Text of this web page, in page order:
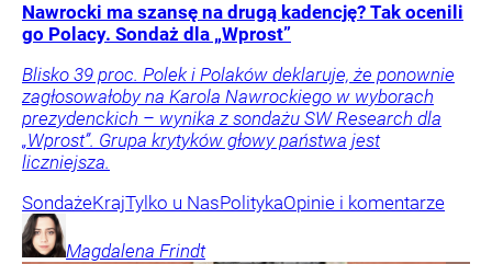
Nawrocki ma szansę na drugą kadencję? Tak ocenili
go Polacy. Sondaż dla „Wprost”
Blisko 39 proc. Polek i Polaków deklaruje, że ponownie
zagłosowałoby na Karola Nawrockiego w wyborach
prezydenckich – wynika z sondażu SW Research dla
„Wprost”. Grupa krytyków głowy państwa jest
liczniejsza.
SondażeKrajTylko u NasPolitykaOpinie i komentarze
Magdalena Frindt